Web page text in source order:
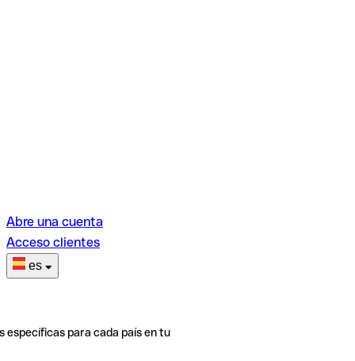
Abre una cuenta
Acceso clientes
es
específicas para cada país en tu